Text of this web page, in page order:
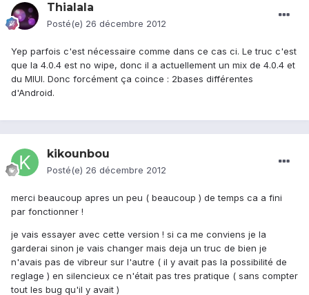
Thialala
Posté(e) 26 décembre 2012
Yep parfois c'est nécessaire comme dans ce cas ci. Le truc c'est
que la 4.0.4 est no wipe, donc il a actuellement un mix de 4.0.4 et
du MIUI. Donc forcément ça coince : 2bases différentes
d'Android.
kikounbou
Posté(e) 26 décembre 2012
merci beaucoup apres un peu ( beaucoup ) de temps ca a fini
par fonctionner !
je vais essayer avec cette version ! si ca me conviens je la
garderai sinon je vais changer mais deja un truc de bien je
n'avais pas de vibreur sur l'autre ( il y avait pas la possibilité de
reglage ) en silencieux ce n'était pas tres pratique ( sans compter
tout les bug qu'il y avait )